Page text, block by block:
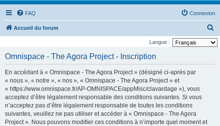
FAQ Connexion
Accueil du forum
e
Langue :
Omnispace - The Agora Project - Inscription
En accédant à « Omnispace - The Agora Project » (désigné ci-après par
« nous », « notre », « nos », « Omnispace - The Agora Project » et
« https://www.omnispace.fr/AP-OMNISPACE/appMisc/clavardage »), vous
acceptez d’être légalement responsable des conditions suivantes. Si vous
n’acceptez pas d’être légalement responsable de toutes les conditions
suivantes, veuillez ne pas utiliser et accéder à « Omnispace - The Agora
Project ». Nous pouvons modifier ces conditions à n’importe quel moment et